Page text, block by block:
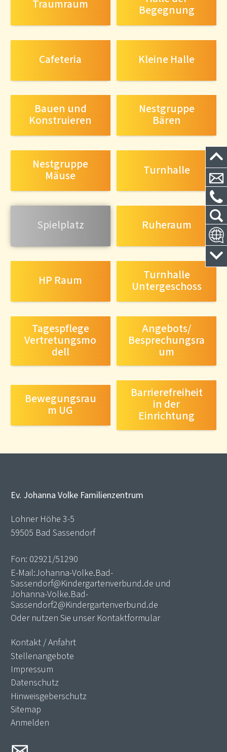
Traumraum Begegnung
Cafeteria Kleine Halle
Bauen und
Konstruieren
Nestgruppe
Bären
Nestgruppe
Mäuse Turnhalle
Spielplatz Ruheraum
HP Raum Turnhalle
Untergeschoss
Tagespflege
Vertretungsmo
dell
Angebots/
Besprechungsra
um
Bewegungsrau
m UG
Barrierefreiheit
in der
Einrichtung
Ev. Johanna Volke Familienzentrum
Lohner Höhe 3-5
59505 Bad Sassendorf
Fon: 02921/51290
E-Mail:Johanna-Volke.Bad-
Sassendorf@Kindergartenverbund.de und
Johanna-Volke.Bad-
Sassendorf2@Kindergartenverbund.de
Oder nutzen Sie unser Kontaktformular
Kontakt / Anfahrt
Stellenangebote
Impressum
Datenschutz
Hinweisgeberschutz
Sitemap
Anmelden